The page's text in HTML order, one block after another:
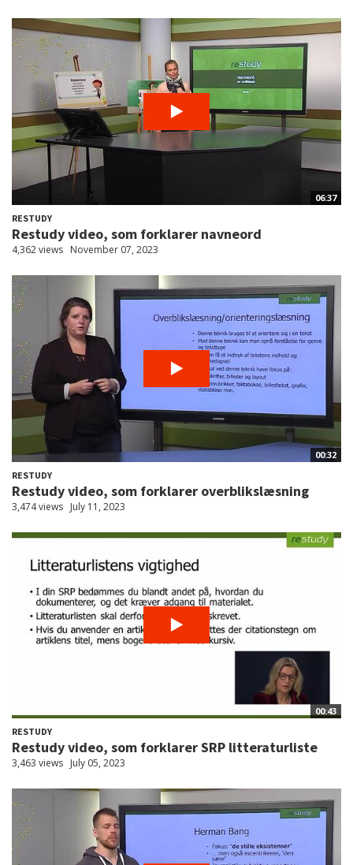
06:37
RESTUDY
Restudy video, som forklarer navneord
4,362 views November 07, 2023
00:32
RESTUDY
Restudy video, som forklarer overblikslæsning
3,474 views July 11, 2023
00:43
RESTUDY
Restudy video, som forklarer SRP litteraturliste
3,463 views July 05, 2023